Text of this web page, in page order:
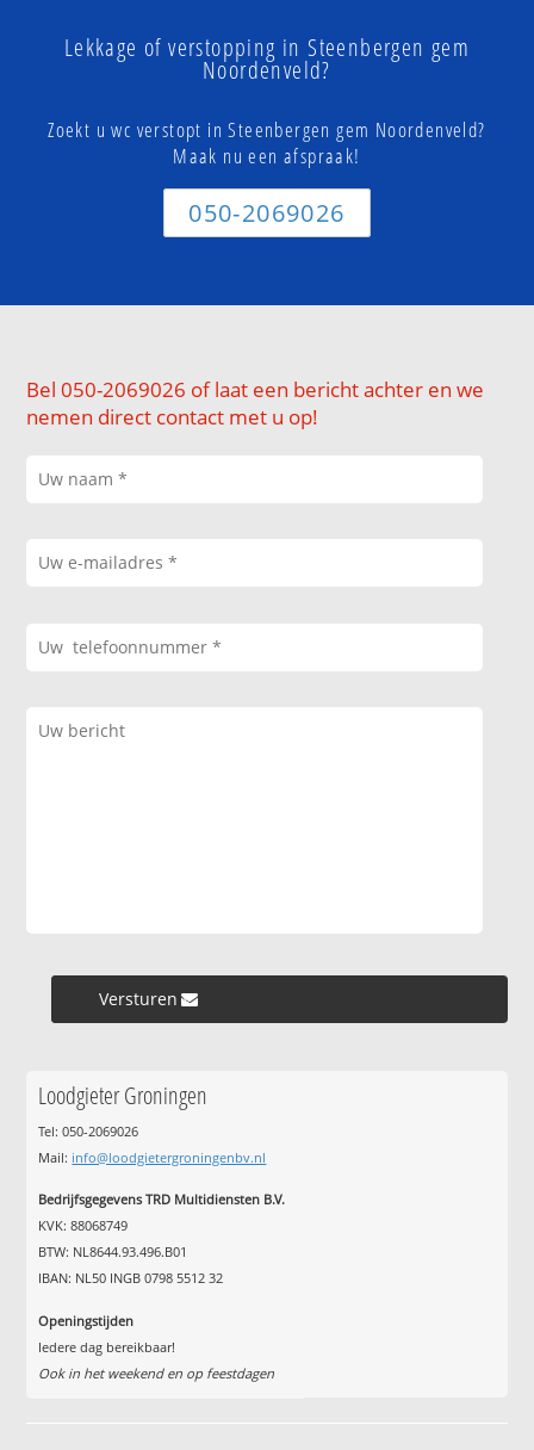
Lekkage of verstopping in Steenbergen gem
Noordenveld?
Zoekt u wc verstopt in Steenbergen gem Noordenveld?
Maak nu een afspraak!
050-2069026
Bel 050-2069026 of laat een bericht achter en we
nemen direct contact met u op!
Versturen »
Loodgieter Groningen
Tel: 050-2069026
Mail: info@loodgietergroningenbv.nl
Bedrijfsgegevens TRD Multidiensten B.V.
KVK: 88068749
BTW: NL8644.93.496.B01
IBAN: NL50 INGB 0798 5512 32
Openingstijden
Iedere dag bereikbaar!
Ook in het weekend en op feestdagen